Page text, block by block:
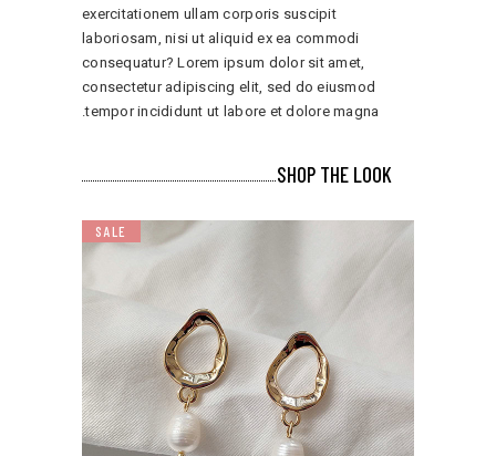
exercitationem ullam corporis suscipit
laboriosam, nisi ut aliquid ex ea commodi
consequatur? Lorem ipsum dolor sit amet,
consectetur adipiscing elit, sed do eiusmod
tempor incididunt ut labore et dolore magna.
SHOP THE LOOK
SALE